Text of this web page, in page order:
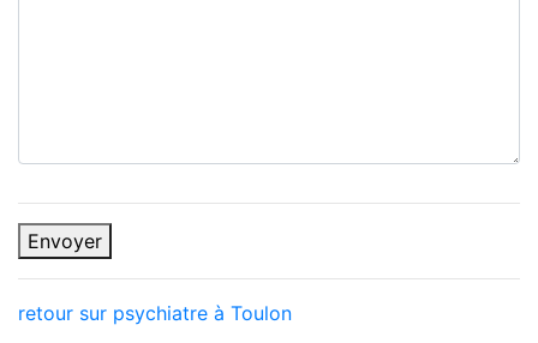
Envoyer
retour sur psychiatre à Toulon